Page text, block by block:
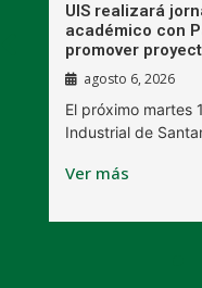
UIS realizará
académico con
promover
agosto 6, 2026
El próximo martes
Industrial de
Ver más